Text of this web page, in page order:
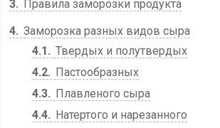
3
Правила заморозки продукта
4 Заморозка разных видов сыра
4.1
Твердых и полутвердых
4.2
Пастообразных
4.3
Плавленого сыра
4.4
Натертого и нарезанного